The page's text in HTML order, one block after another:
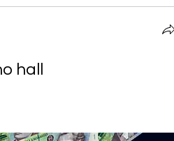
hall